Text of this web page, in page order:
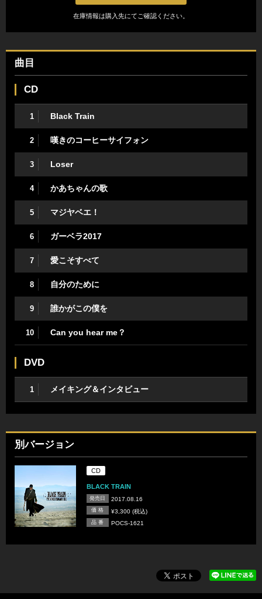
在庫情報は購入先にてご確認ください。
曲目
CD
1 Black Train
2 嘆きのコーヒーサイフォン
3 Loser
4 かあちゃんの歌
5 マジヤベエ！
6 ガーベラ2017
7 愛こそすべて
8 自分のために
9 誰かがこの僕を
10 Can you hear me？
DVD
1 メイキング＆インタビュー
別バージョン
CD
BLACK TRAIN
発売日 2017.08.16
価 格 ¥3,300 (税込)
品 番 POCS-1621